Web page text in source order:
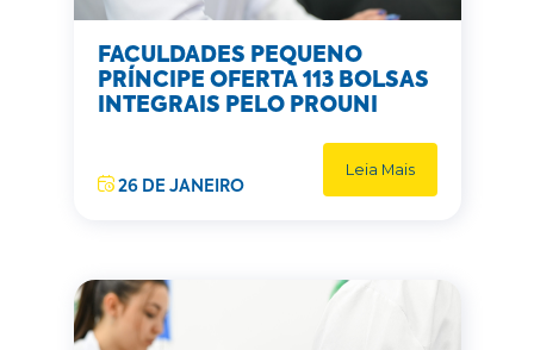
FACULDADES PEQUENO
PRÍNCIPE OFERTA 113 BOLSAS
INTEGRAIS PELO PROUNI
26 DE JANEIRO
Leia Mais